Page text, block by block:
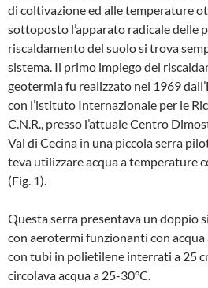
di coltivazione ed alle temperature
sottoposto l’apparato ra­dicale delle
riscalda­mento del suolo si trova
sistema. Il primo impiego del
geotermia fu realizzato nel 1969
con l’istituto Internazionale per le
C.N.R., presso l’attuale Centro
Val di Cecina in una pic­cola serra
teva utilizzare acqua a temperature
(Fig. 1).
Questa serra presentava un doppio
con aerotermi fun­zionanti con acqua
con tubi in polietilene interrati a 25
circolava acqua a 25-30°C.